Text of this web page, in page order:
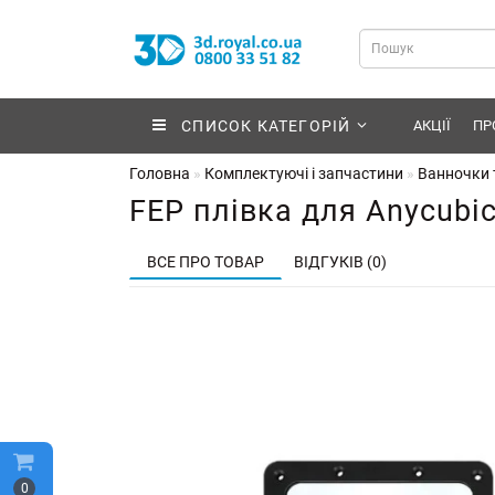
0
СПИСОК КАТЕГОРІЙ АКЦІЇ
Головна Комплектуючі і запчастини Ванночки
FEP плівка для
ВСЕ ПРО ТОВАР ВІДГУКІВ (0)